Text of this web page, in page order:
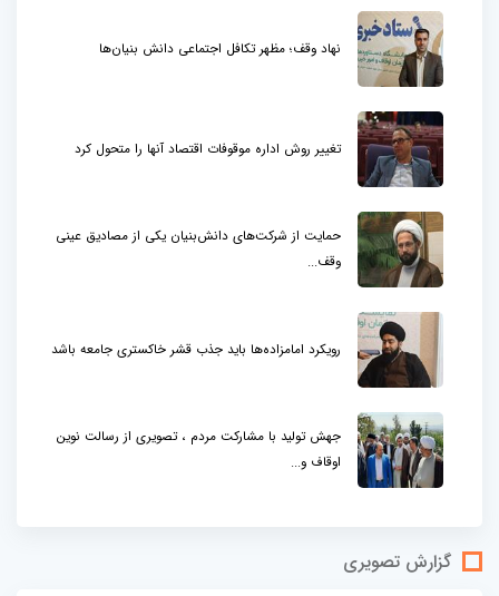
نهاد وقف؛ مظهر تکافل اجتماعی دانش بنیان‌ها
تغییر روش اداره موقوفات اقتصاد آنها را متحول کرد
حمایت از شرکت‌های دانش‌بنیان یکی از مصادیق عینی
وقف...
رویکرد امامزاده‌ها باید جذب قشر خاکستری جامعه باشد
جهش تولید با مشارکت مردم ، تصویری از رسالت نوین
اوقاف و...
گزارش تصویری